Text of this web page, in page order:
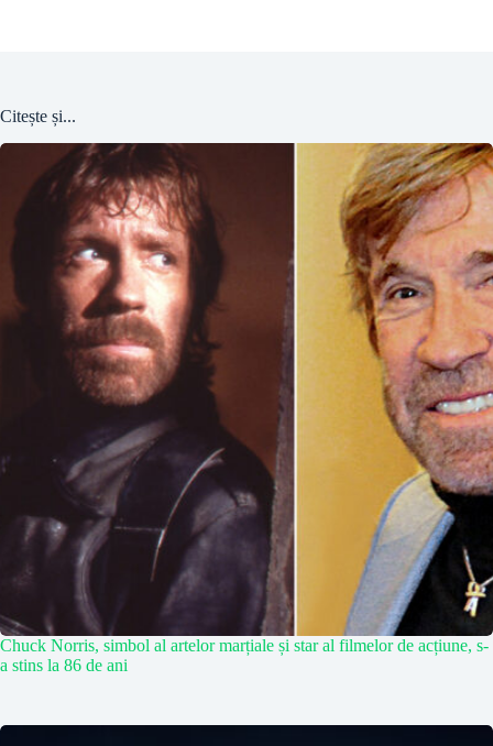
Citește și...
Chuck Norris, simbol al artelor marțiale și star al filmelor de acțiune, s-
a stins la 86 de ani